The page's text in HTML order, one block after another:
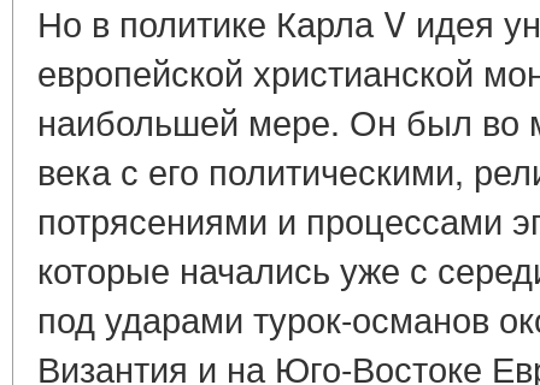
Но в политике Карла V идея
европейской христианской
наибольшей мере. Он был во
века с его политическими,
потрясениями и процессами
которые начались уже с
под ударами турок-османов
Византия и на Юго-Востоке